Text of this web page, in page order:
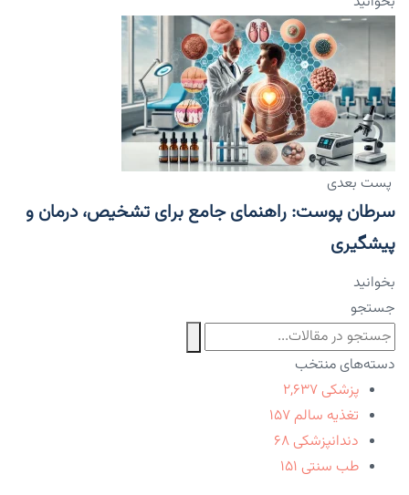
پست بعدی
سرطان پوست: راهنمای جامع برای تشخیص، درمان و
پیشگیری
بخوانید
جستجو
دسته‌های منتخب
پزشکی ۲,۶۳۷
تغذیه سالم ۱۵۷
دندانپزشکی ۶۸
طب سنتی ۱۵۱